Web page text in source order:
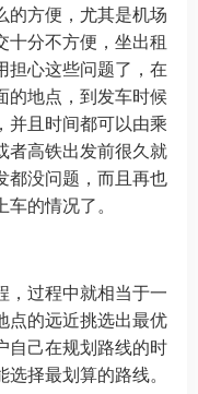
的方便，尤其是机场
十分不方便，坐出租
担心这些问题了，在
的地点，到发车时候
并且时间都可以由乘
者高铁出发前很久就
都没问题，而且再也
的情况了。
，过程中就相当于一
点的远近挑选出最优
自己在规划路线的时
择最划算的路线。